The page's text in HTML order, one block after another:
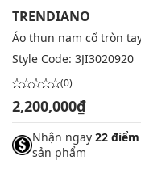
TRENDIANO
Áo thun nam cổ tròn
Style Code: 3JI3020920
(0)
2,200,000₫
Nhận ngay 22
sản phẩm